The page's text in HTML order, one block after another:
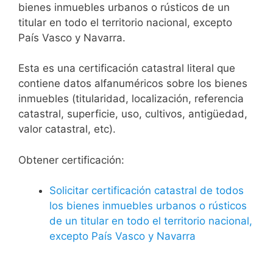
bienes inmuebles urbanos o rústicos de un
titular en todo el territorio nacional, excepto
País Vasco y Navarra.
Esta es una certificación catastral literal que
contiene datos alfanuméricos sobre los bienes
inmuebles (titularidad, localización, referencia
catastral, superficie, uso, cultivos, antigüedad,
valor catastral, etc).
Obtener certificación:
Solicitar certificación catastral de todos
los bienes inmuebles urbanos o rústicos
de un titular en todo el territorio nacional,
excepto País Vasco y Navarra